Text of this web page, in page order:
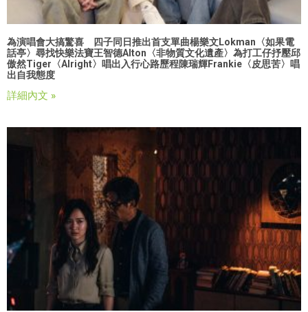
為演唱會大搞驚喜 四子同日推出首支單曲楊樂文Lokman〈如果電
話亭〉尋找快樂法寶王智德Alton〈非物質文化遺產〉為打工仔抒壓邱
傲然Tiger〈Alright〉唱出入行心路歷程陳瑞輝Frankie〈皮思苦〉唱
出自我態度
詳細內文 »